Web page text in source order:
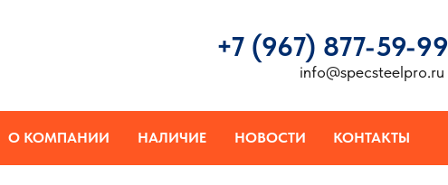
info@specsteelpro.ru
+7 (967) 877-59-99
О КОМПАНИИ НАЛИЧИЕ НОВОСТИ КОНТАКТЫ